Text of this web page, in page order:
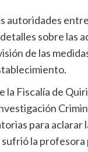
autoridades
sobre las
de las
la Fiscalía de
para aclarar
la